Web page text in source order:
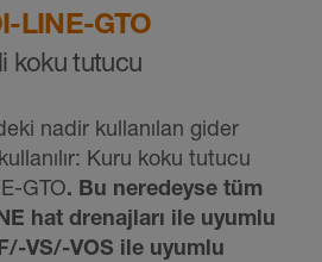
LINE-GTO
koku tutucu
nadir kullanılan gider
Kuru koku tutucu
GTO. Bu neredeyse tüm
hat drenajları ile uyumlu
VS/-VOS ile uyumlu